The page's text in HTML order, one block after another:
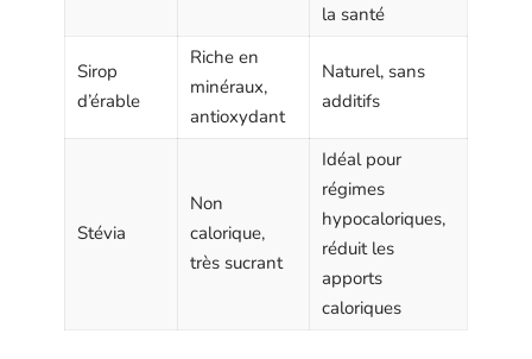
la santé
Sirop
d’érable
Riche en
minéraux,
antioxydant
Naturel, sans
additifs
Stévia
Non
calorique,
très sucrant
Idéal pour
régimes
hypocaloriques,
réduit les
apports
caloriques